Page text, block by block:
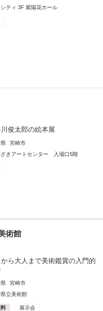
ティ 3F 紫陽花ホール
俊太郎の絵本展
宮崎市
ざきアートセンター 入場口5階
術館
ら大人まで美術鑑賞の入門的
宮崎市
立美術館
展示会